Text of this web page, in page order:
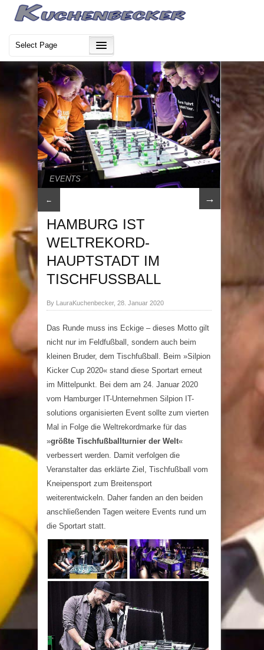
EVENTS
← →
HAMBURG IST
WELTREKORD-
HAUPTSTADT IM
TISCHFUSSBALL
By LauraKuchenbecker, 28. Januar 2020
Das Runde muss ins Eckige – dieses Motto gilt
nicht nur im Feldfußball, sondern auch beim
kleinen Bruder, dem Tischfußball. Beim »Silpion
Kicker Cup 2020« stand diese Sportart erneut
im Mittelpunkt. Bei dem am 24. Januar 2020
vom Hamburger IT-Unternehmen Silpion IT-
solutions organisierten Event sollte zum vierten
Mal in Folge die Weltrekordmarke für das
»größte Tischfußballturnier der Welt«
verbessert werden. Damit verfolgen die
Veranstalter das erklärte Ziel, Tischfußball vom
Kneipensport zum Breitensport
weiterentwickeln. Daher fanden an den beiden
anschließenden Tagen weitere Events rund um
die Sportart statt.